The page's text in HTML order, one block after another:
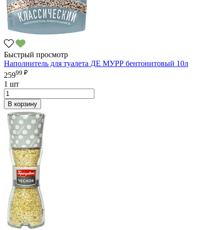
Быстрый просмотр
Наполнитель для туалета ДЕ МУРР бентонитовый 10л
25999 ₽
1 шт
В корзину